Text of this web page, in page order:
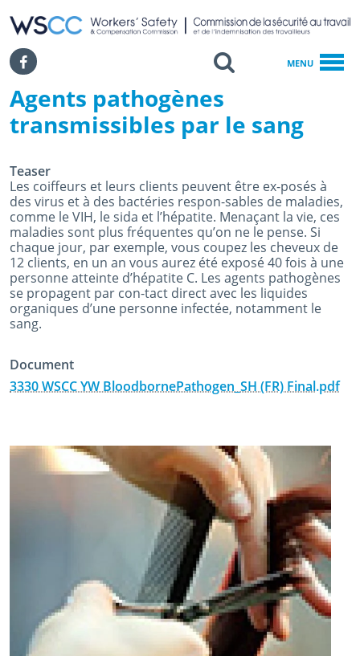
SKIP TO MAIN CONTENT
WSCC | Workers' Safety and Compensation Commission
MENU
Facebook Search
Accueil
Agents Pathogènes Transmissibles Par Le Sang
Agents pathogènes
transmissibles par le sang
Teaser
Les coiffeurs et leurs clients peuvent être ex-posés à
des virus et à des bactéries respon-sables de maladies,
comme le VIH, le sida et l’hépatite. Menaçant la vie, ces
maladies sont plus fréquentes qu’on ne le pense. Si
chaque jour, par exemple, vous coupez les cheveux de
12 clients, en un an vous aurez été exposé 40 fois à une
personne atteinte d’hépatite C. Les agents pathogènes
se propagent par con-tact direct avec les liquides
organiques d’une personne infectée, notamment le
sang.
Document
3330 WSCC YW BloodbornePathogen_SH (FR) Final.pdf